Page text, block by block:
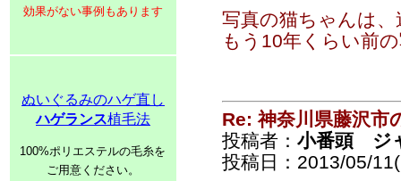
効果がない事例もあります
ぬいぐるみのハゲ直し
ハゲランス植毛法
100%ポリエステルの毛糸を
ご用意ください。
写真の猫ちゃんは
もう10年くらい前
Re: 神奈川県藤沢市
投稿者： 小番頭 ジ
投稿日：2013/05/